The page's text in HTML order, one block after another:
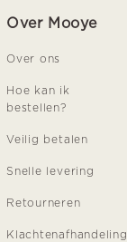
Over Mooye
Over ons
Hoe kan ik
bestellen?
Veilig betalen
Snelle levering
Retourneren
Klachtenafhandeling